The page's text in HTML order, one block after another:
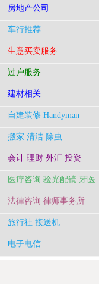
房地产公司
车行推荐
生意买卖服务
过户服务
建材相关
自建装修 Handyman
搬家 清洁 除虫
会计 理财 外汇 投资
医疗咨询 验光配镜 牙医
法律咨询 律师事务所
旅行社 接送机
电子电信